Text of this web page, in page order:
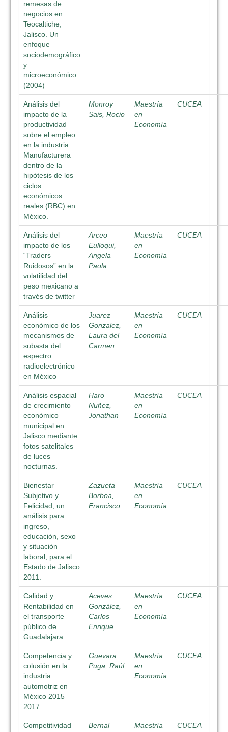
remesas de
negocios en
Teocaltiche,
Jalisco. Un
enfoque
sociodemográfico
y
microeconómico
(2004)
Análisis del
impacto de la
productividad
sobre el empleo
en la industria
Manufacturera
dentro de la
hipótesis de los
ciclos
económicos
reales (RBC) en
México.
Monroy
Sais, Rocio
Maestría
en
Economía
CUCEA
Análisis del
impacto de los
“Traders
Ruidosos” en la
volatilidad del
peso mexicano a
través de twitter
Arceo
Eulloqui,
Angela
Paola
Maestría
en
Economía
CUCEA
Análisis
económico de los
mecanismos de
subasta del
espectro
radioelectrónico
en México
Juarez
Gonzalez,
Laura del
Carmen
Maestría
en
Economía
CUCEA
Análisis espacial
de crecimiento
económico
municipal en
Jalisco mediante
fotos satelitales
de luces
nocturnas.
Haro
Nuñez,
Jonathan
Maestría
en
Economía
CUCEA
Bienestar
Subjetivo y
Felicidad, un
análisis para
ingreso,
educación, sexo
y situación
laboral, para el
Estado de Jalisco
2011.
Zazueta
Borboa,
Francisco
Maestría
en
Economía
CUCEA
Calidad y
Rentabilidad en
el transporte
público de
Guadalajara
Aceves
González,
Carlos
Enrique
Maestría
en
Economía
CUCEA
Competencia y
colusión en la
industria
automotriz en
México 2015 –
2017
Guevara
Puga, Raúl
Maestría
en
Economía
CUCEA
Competitividad
Bernal
Maestría
CUCEA